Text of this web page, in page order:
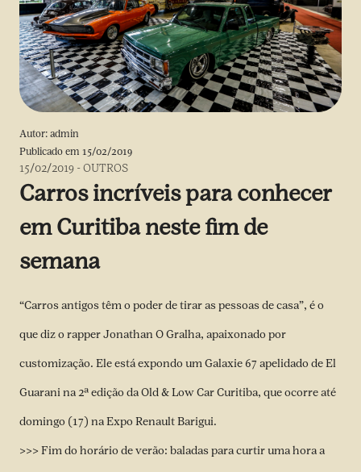
Autor: admin
Publicado em 15/02/2019
15/02/2019 -OUTROS
Carros incríveis para conhecer
em Curitiba neste fim de
semana
“Carros antigos têm o poder de tirar as pessoas de casa”, é o
que diz o rapper Jonathan O Gralha, apaixonado por
customização. Ele está expondo um Galaxie 67 apelidado de El
Guarani na 2ª edição da Old & Low Car Curitiba, que ocorre até
domingo (17) na Expo Renault Barigui.
>>> Fim do horário de verão: baladas para curtir uma hora a